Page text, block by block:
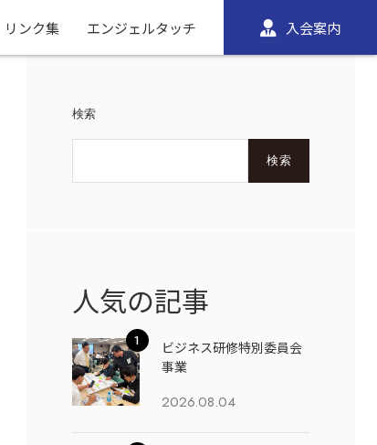
リンク集 エンジェルタッチ 入会案内
検索
検索
人気の記事
ビジネス研修特別委員会
事業
2026.08.04